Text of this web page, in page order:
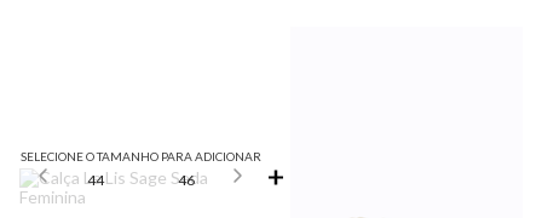
SELECIONE O TAMANHO PARA ADICIONAR
44 46